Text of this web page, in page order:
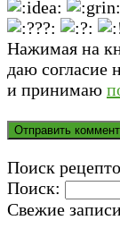
Нажимая на
даю согласие
и принимаю
Поиск
Поиск:
Свежие